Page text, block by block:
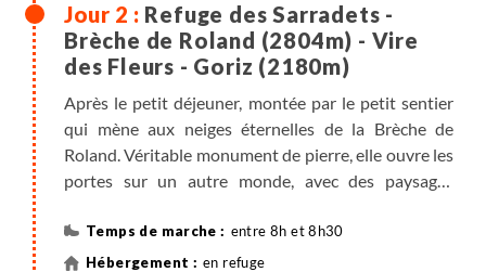
Refuge des Sarradets -
Brèche de Roland (2804m) - Vire
des Fleurs - Goriz (2180m)
Après le petit déjeuner, montée par le petit sentier
qui mène aux neiges éternelles de la Brèche de
Roland. Véritable monument de pierre, elle ouvre les
portes sur un autre monde, avec des paysages
plateaux à la végétation rase, où de nombreuses
hardes d’isards cherchent leur pitance. Nous
entre 8h et 8h30
en refuge